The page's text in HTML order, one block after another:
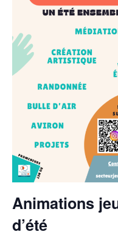
Animations
d’été